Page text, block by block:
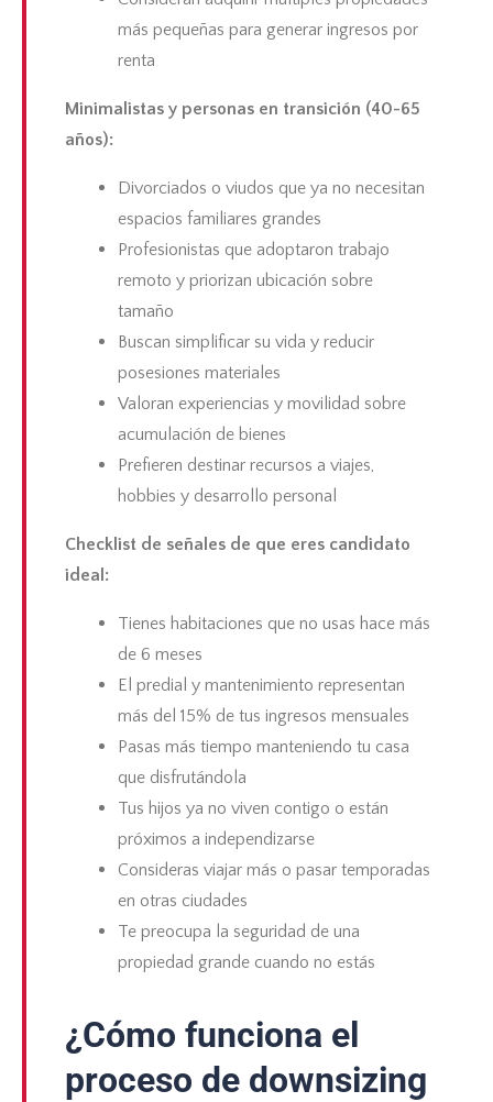
más pequeñas para generar ingresos por
renta
Minimalistas y personas en transición (40-65
años):
Divorciados o viudos que ya no necesitan
espacios familiares grandes
Profesionistas que adoptaron trabajo
remoto y priorizan ubicación sobre
tamaño
Buscan simplificar su vida y reducir
posesiones materiales
Valoran experiencias y movilidad sobre
acumulación de bienes
Prefieren destinar recursos a viajes,
hobbies y desarrollo personal
Checklist de señales de que eres candidato
ideal:
Tienes habitaciones que no usas hace más
de 6 meses
El predial y mantenimiento representan
más del 15% de tus ingresos mensuales
Pasas más tiempo manteniendo tu casa
que disfrutándola
Tus hijos ya no viven contigo o están
próximos a independizarse
Consideras viajar más o pasar temporadas
en otras ciudades
Te preocupa la seguridad de una
propiedad grande cuando no estás
¿Cómo funciona el
proceso de downsizing